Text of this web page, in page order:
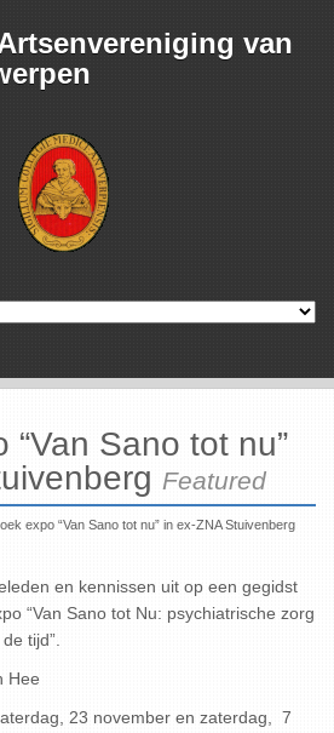
van
“Van Sano tot nu”
Featured
expo “Van Sano tot nu” in ex-ZNA Stuivenberg
en kennissen uit op een gegidst
“Van Sano tot Nu: psychiatrische zorg
tijd”.
Hee
23 november en zaterdag, 7